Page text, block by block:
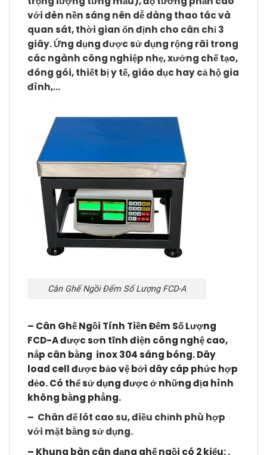
với đèn nền sáng nên dễ dàng thao tác và
quan sát, thời gian ổn định cho cân chỉ 3
giây.Ứng dụngđược sử dụng rộng rãi trong
các ngành công nghiệp nhẹ, xưởng chế tạo,
đóng gói, thiết bị y tế, giáo dục hay cả hộ gia
đình,…
Cân Ghế Ngồi Đếm Số Lượng FCD-A
– Cân Ghế Ngồi Tính Tiền Đếm Số Lượng
FCD-Ađược sơn tĩnh điện công nghệ cao,
nắp cân bằng inox 304 sáng bóng. Dây
load cell được bảo vệ bởi dây cáp phức hợp
dẻo. Có thể sử dụng được ở những địa hình
không bằng phẳng.
– Chân đế lót cao su, điều chỉnh phù hợp
với mặt bằng sử dụng.
– Khung bàn cân dạng ghế ngồi có 2 kiểu: .